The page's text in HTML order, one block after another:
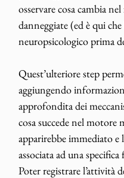
osservare cosa cambia
danneggiate (ed è qui
neuropsicologico prima
Quest’ulteriore step
aggiungendo
approfondita dei
cosa succede nel
apparirebbe immediato e
associata ad una
Poter registrare l’attività